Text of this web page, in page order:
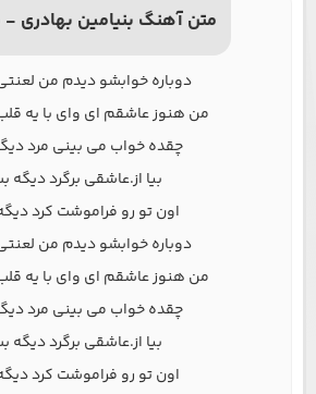
متن آهنگ بنیامین بهادری
دوباره خوابشو دیدم من
من هنوز عاشقم ای وای با یه قلب
چقده خواب می بینی مرد
بیا از.عاشقی برگرد دیگه
اون تو رو فراموشت کرد
دوباره خوابشو دیدم من
من هنوز عاشقم ای وای با یه قلب
چقده خواب می بینی مرد
بیا از.عاشقی برگرد دیگه
اون تو رو فراموشت کرد